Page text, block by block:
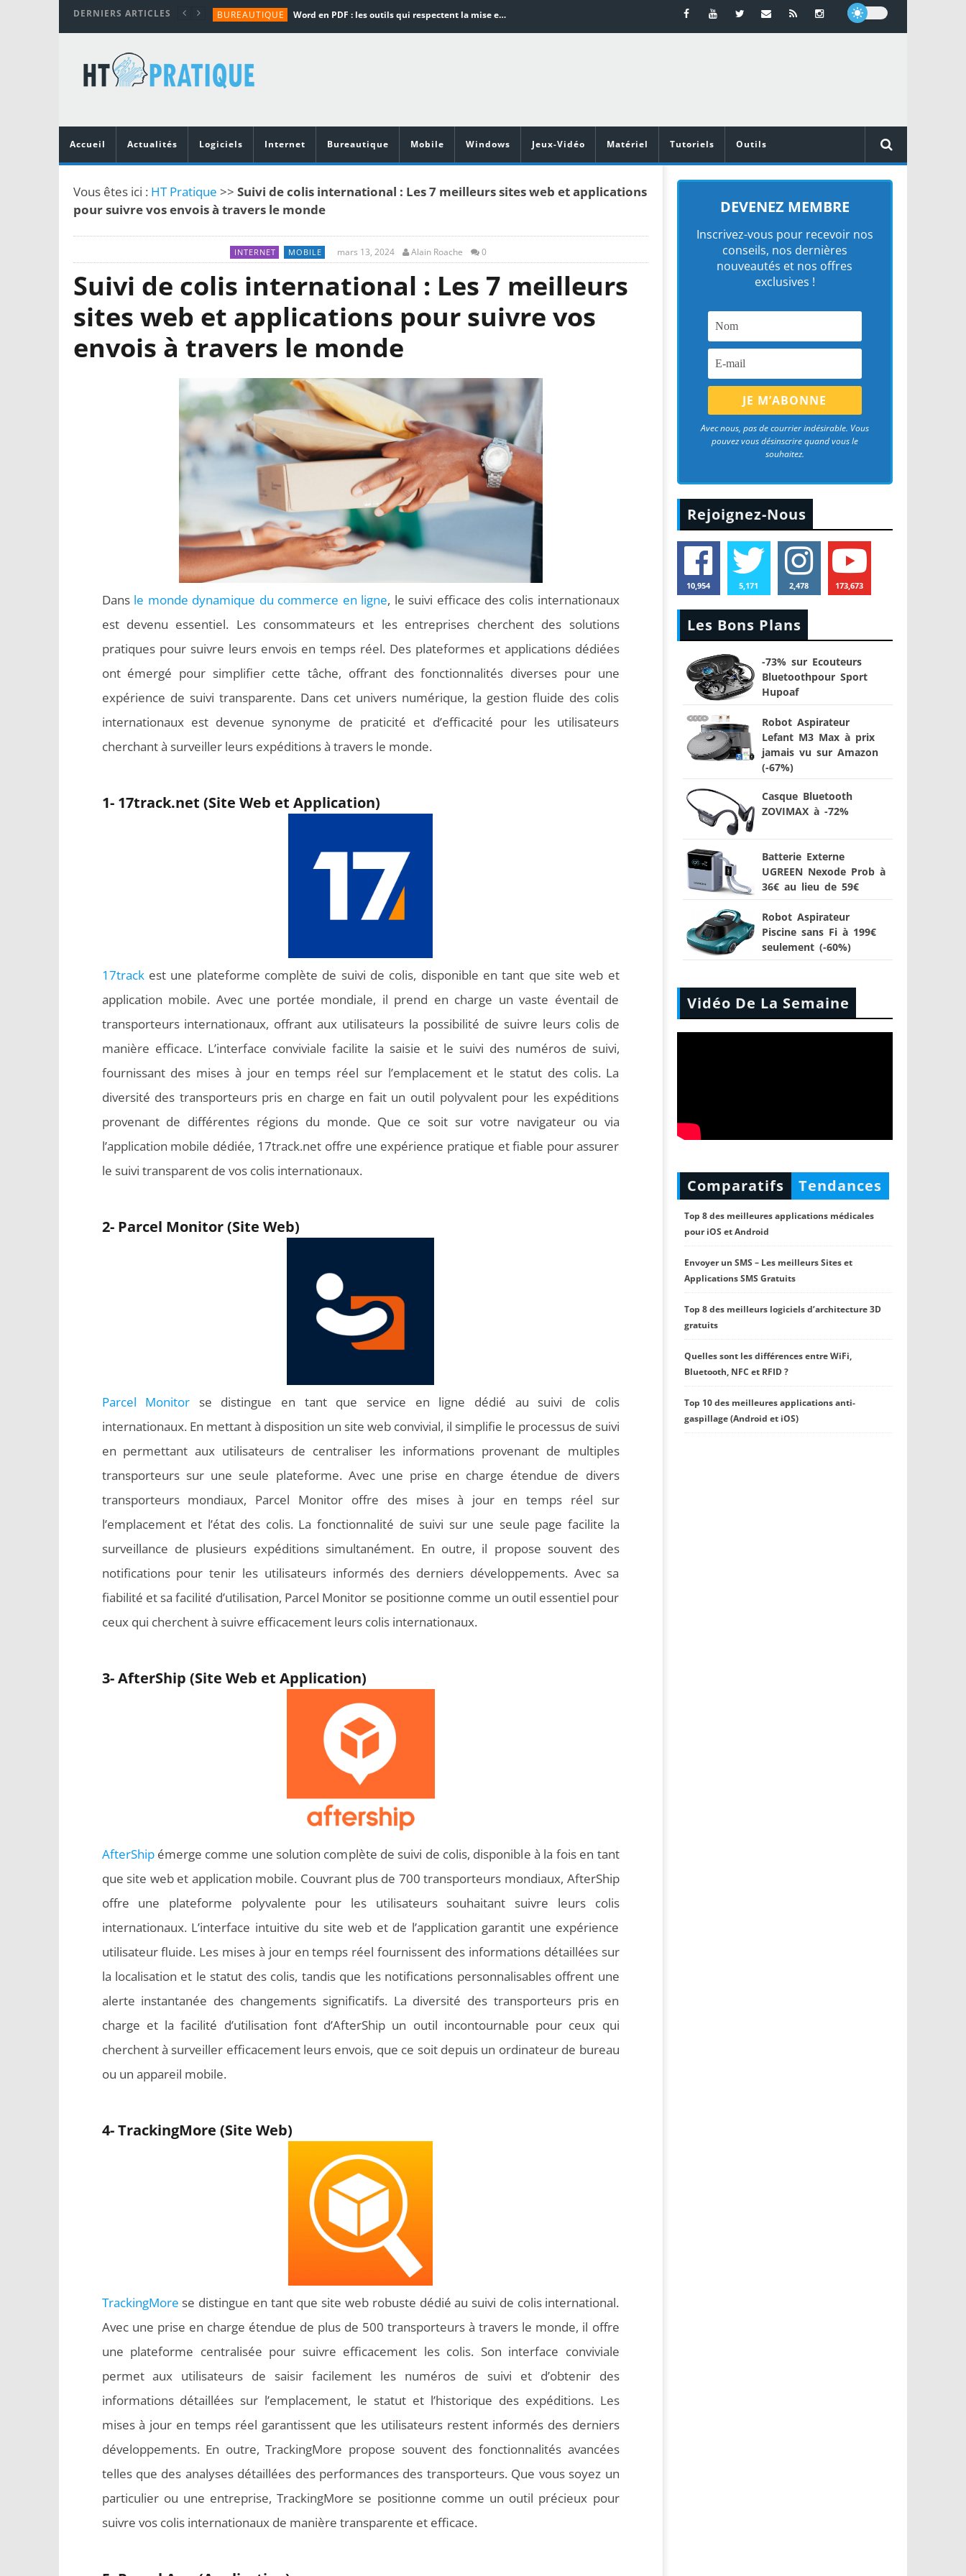
DERNIERS ARTICLES BUREAUTIQUE Word en PDF : les outils qui respectent la mise en page
TUTORIALS
MATÉRIEL
Vidéoprojecteurs Asus : Top 6 des meilleurs modèles de la marque
Accueil
Actualités Logiciels Internet Bureautique Mobile Windows Jeux-Vidéo Matériel Tutoriels Outils
Vous êtes ici : HT Pratique >> Suivi de colis international : Les 7 meilleurs sites web et applications
pour suivre vos envois à travers le monde
INTERNET MOBILE mars 13, 2024 Alain Roache 0
Suivi de colis international : Les 7 meilleurs
sites web et applications pour suivre vos
envois à travers le monde
Dans le monde dynamique du commerce en ligne, le suivi efficace des colis internationaux
est devenu essentiel. Les consommateurs et les entreprises cherchent des solutions
pratiques pour suivre leurs envois en temps réel. Des plateformes et applications dédiées
ont émergé pour simplifier cette tâche, offrant des fonctionnalités diverses pour une
expérience de suivi transparente. Dans cet univers numérique, la gestion fluide des colis
internationaux est devenue synonyme de praticité et d’efficacité pour les utilisateurs
cherchant à surveiller leurs expéditions à travers le monde.
1- 17track.net (Site Web et Application)
17trackest une plateforme complète de suivi de colis, disponible en tant que site web et
application mobile. Avec une portée mondiale, il prend en charge un vaste éventail de
transporteurs internationaux, offrant aux utilisateurs la possibilité de suivre leurs colis de
manière efficace. L’interface conviviale facilite la saisie et le suivi des numéros de suivi,
fournissant des mises à jour en temps réel sur l’emplacement et le statut des colis. La
diversité des transporteurs pris en charge en fait un outil polyvalent pour les expéditions
provenant de différentes régions du monde. Que ce soit sur votre navigateur ou via
l’application mobile dédiée, 17track.net offre une expérience pratique et fiable pour assurer
le suivi transparent de vos colis internationaux.
2- Parcel Monitor (Site Web)
Parcel Monitor se distingue en tant que service en ligne dédié au suivi de colis
internationaux. En mettant à disposition un site web convivial, il simplifie le processus de suivi
en permettant aux utilisateurs de centraliser les informations provenant de multiples
transporteurs sur une seule plateforme. Avec une prise en charge étendue de divers
transporteurs mondiaux, Parcel Monitor offre des mises à jour en temps réel sur
l’emplacement et l’état des colis. La fonctionnalité de suivi sur une seule page facilite la
surveillance de plusieurs expéditions simultanément. En outre, il propose souvent des
notifications pour tenir les utilisateurs informés des derniers développements. Avec sa
fiabilité et sa facilité d’utilisation, Parcel Monitor se positionne comme un outil essentiel pour
ceux qui cherchent à suivre efficacement leurs colis internationaux.
3- AfterShip (Site Web et Application)
AfterShipémerge comme une solution complète de suivi de colis, disponible à la fois en tant
que site web et application mobile. Couvrant plus de 700 transporteurs mondiaux, AfterShip
offre une plateforme polyvalente pour les utilisateurs souhaitant suivre leurs colis
internationaux. L’interface intuitive du site web et de l’application garantit une expérience
utilisateur fluide. Les mises à jour en temps réel fournissent des informations détaillées sur
la localisation et le statut des colis, tandis que les notifications personnalisables offrent une
alerte instantanée des changements significatifs. La diversité des transporteurs pris en
charge et la facilité d’utilisation font d’AfterShip un outil incontournable pour ceux qui
cherchent à surveiller efficacement leurs envois, que ce soit depuis un ordinateur de bureau
ou un appareil mobile.
4- TrackingMore (Site Web)
TrackingMore se distingue en tant que site web robuste dédié au suivi de colis international.
Avec une prise en charge étendue de plus de 500 transporteurs à travers le monde, il offre
une plateforme centralisée pour suivre efficacement les colis. Son interface conviviale
permet aux utilisateurs de saisir facilement les numéros de suivi et d’obtenir des
informations détaillées sur l’emplacement, le statut et l’historique des expéditions. Les
mises à jour en temps réel garantissent que les utilisateurs restent informés des derniers
développements. En outre, TrackingMore propose souvent des fonctionnalités avancées
telles que des analyses détaillées des performances des transporteurs. Que vous soyez un
particulier ou une entreprise, TrackingMore se positionne comme un outil précieux pour
suivre vos colis internationaux de manière transparente et efficace.
DEVENEZ MEMBRE
Inscrivez-vous pour recevoir nos
conseils, nos dernières
nouveautés et nos offres
exclusives !
Avec nous, pas de courrier indésirable. Vous
pouvez vous désinscrire quand vous le
souhaitez.
Rejoignez-Nous
10,954 5,171 2,478 173,673
Les Bons Plans
-73% sur Ecouteurs
Bluetoothpour Sport
Hupoaf
Robot Aspirateur
Lefant M3 Max à prix
jamais vu sur Amazon
(-67%)
Casque Bluetooth
ZOVIMAX à -72%
Batterie Externe
UGREEN Nexode Prob à
36€ au lieu de 59€
Robot Aspirateur
Piscine sans Fi à 199€
seulement (-60%)
Vidéo De La Semaine
Comparatifs Tendances
Top 8 des meilleures applications médicales
pour iOS et Android
Envoyer un SMS – Les meilleurs Sites et
Applications SMS Gratuits
Top 8 des meilleurs logiciels d’architecture 3D
gratuits
Quelles sont les différences entre WiFi,
Bluetooth, NFC et RFID ?
Top 10 des meilleures applications anti-
gaspillage (Android et iOS)